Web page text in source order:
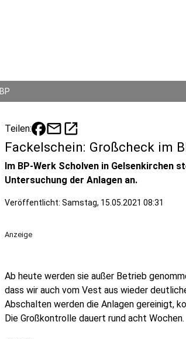
BP
Teilen: mailopen_in_new
Fackelschein: Großcheck im
Im BP-Werk Scholven in Gelsenkirchen
Untersuchung der Anlagen an.
Veröffentlicht: Samstag, 15.05.2021 08:31
Anzeige
Ab heute werden sie außer Betrieb
dass wir auch vom Vest aus wieder
Abschalten werden die Anlagen gereinigt,
Die Großkontrolle dauert rund acht Wochen.